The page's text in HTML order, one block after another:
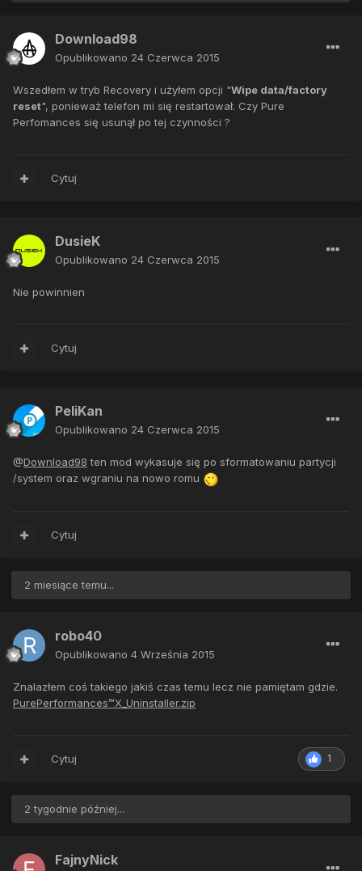
Download98
Opublikowano 24 Czerwca 2015
Wszedłem w tryb Recovery i użyłem opcji "Wipe data/factory
reset", ponieważ telefon mi się restartował. Czy Pure
Perfomances się usunął po tej czynności ?
Cytuj
DusieK
Opublikowano 24 Czerwca 2015
Nie powinnien
Cytuj
PeliKan
Opublikowano 24 Czerwca 2015
@Download98 ten mod wykasuje się po sformatowaniu partycji
/system oraz wgraniu na nowo romu
Cytuj
2 miesiące temu...
robo40
Opublikowano 4 Września 2015
Znalazłem coś takiego jakiś czas temu lecz nie pamiętam gdzie.
PurePerformances™X_Uninstaller.zip
1
Cytuj
2 tygodnie później...
FajnyNick